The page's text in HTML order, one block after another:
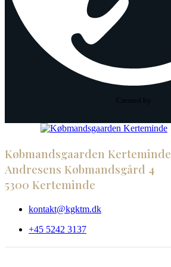
Created by
Købmandsgaarden Kerteminde
Andresens Købmandsgård 4
5300 Kerteminde
kontakt@kgktm.dk
+45 5242 3137